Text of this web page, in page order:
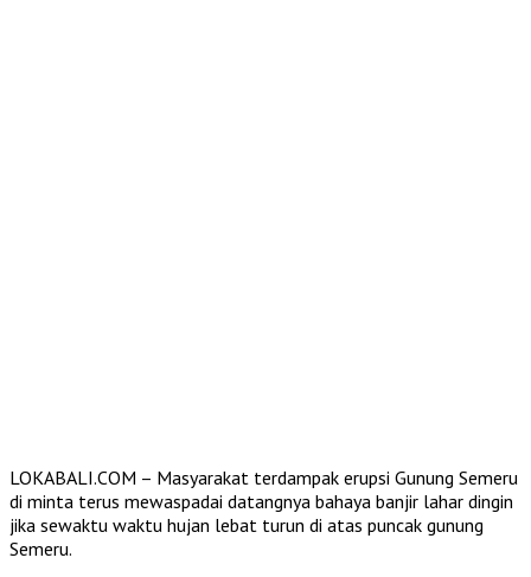
LOKABALI.COM – Masyarakat terdampak erupsi Gunung Semeru
di minta terus mewaspadai datangnya bahaya banjir lahar dingin
jika sewaktu waktu hujan lebat turun di atas puncak gunung
Semeru.